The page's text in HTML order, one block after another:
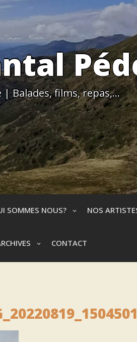
| Balades, films, repas,…
SOMMES NOUS? NOS
CONTACT